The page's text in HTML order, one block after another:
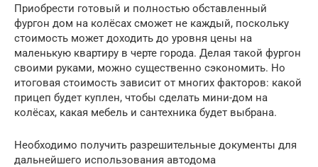
Приобрести готовый и полностью обставленный
фургон дом на колёсах сможет не каждый, поскольку
стоимость может доходить до уровня цены на
маленькую квартиру в черте города. Делая такой фургон
своими руками, можно существенно сэкономить. Но
итоговая стоимость зависит от многих факторов: какой
прицеп будет куплен, чтобы сделать мини-дом на
колёсах, какая мебель и сантехника будет выбрана.
Необходимо получить разрешительные документы для
дальнейшего использования автодома